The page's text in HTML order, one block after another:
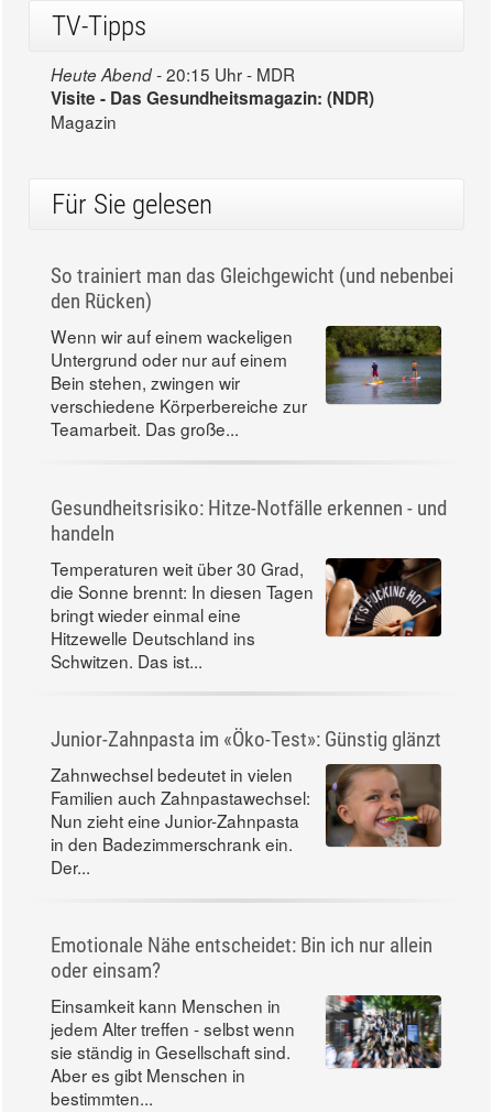
TV-Tipps
Heute Abend -20:15 Uhr - MDR
Visite - Das Gesundheitsmagazin: (NDR)
Magazin
Für Sie gelesen
So trainiert man das Gleichgewicht (und nebenbei
den Rücken)
Wenn wir auf einem wackeligen
Untergrund oder nur auf einem
Bein stehen, zwingen wir
verschiedene Körperbereiche zur
Teamarbeit. Das große...
Gesundheitsrisiko: Hitze-Notfälle erkennen - und
handeln
Temperaturen weit über 30 Grad,
die Sonne brennt: In diesen Tagen
bringt wieder einmal eine
Hitzewelle Deutschland ins
Schwitzen. Das ist...
Junior-Zahnpasta im «Öko-Test»: Günstig glänzt
Zahnwechsel bedeutet in vielen
Familien auch Zahnpastawechsel:
Nun zieht eine Junior-Zahnpasta
in den Badezimmerschrank ein.
Der...
Emotionale Nähe entscheidet: Bin ich nur allein
oder einsam?
Einsamkeit kann Menschen in
jedem Alter treffen - selbst wenn
sie ständig in Gesellschaft sind.
Aber es gibt Menschen in
bestimmten...